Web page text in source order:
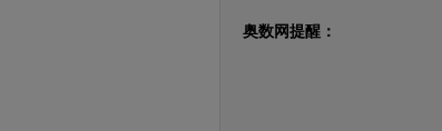
奥数网提醒：